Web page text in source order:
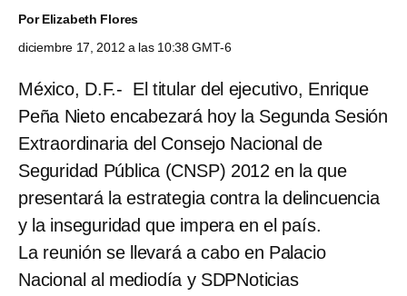
PorElizabeth Flores
diciembre 17, 2012 a las 10:38 GMT-6
México, D.F.- El titular del ejecutivo, Enrique
Peña Nieto encabezará hoy la Segunda Sesión
Extraordinaria del Consejo Nacional de
Seguridad Pública (CNSP) 2012 en la que
presentará la estrategia contra la delincuencia
y la inseguridad que impera en el país.
La reunión se llevará a cabo en Palacio
Nacional al mediodía y SDPNoticias